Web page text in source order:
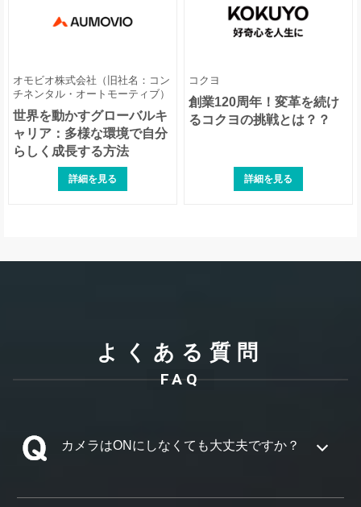
オモビオ株式会社（旧社名：コン
チネンタル・オートモーティブ）
世界を動かすグローバルキ
ャリア：多様な環境で自分
らしく成長する方法
詳細を見る
コクヨ
創業120周年！変革を続け
るコクヨの挑戦とは？？
詳細を見る
よくある質問
FAQ
カメラはONにしなくても大丈夫ですか？